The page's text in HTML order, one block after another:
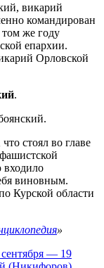
викарий
командирован
том же году
епархии.
Орловской
.
стоял во главе
входило
виновным.
Курской области
»
— 19